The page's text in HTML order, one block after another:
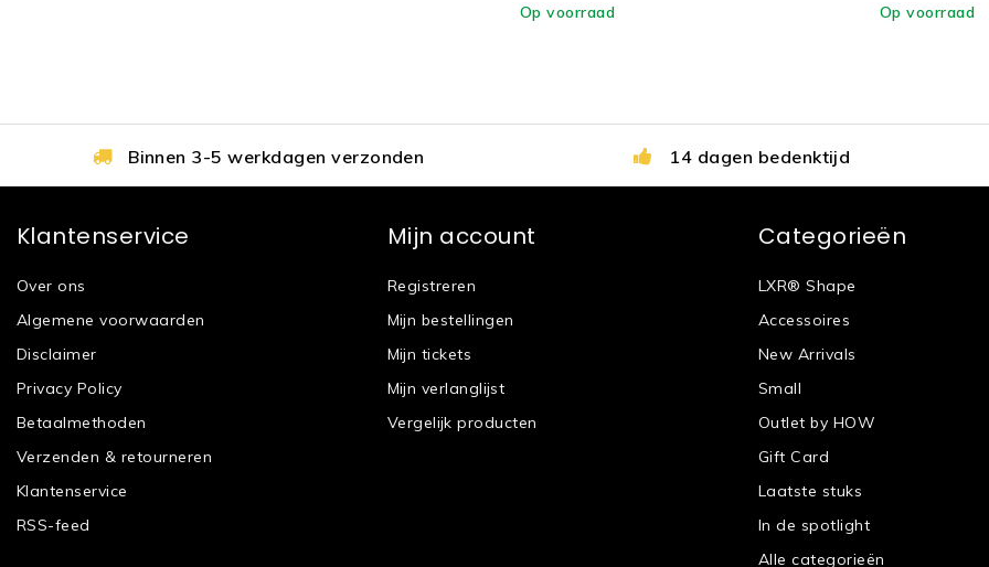
Op voorraad Op voorraad
Binnen 3-5 werkdagen verzonden 14 dagen bedenktijd
Klantenservice
Over ons
Algemene voorwaarden
Disclaimer
Privacy Policy
Betaalmethoden
Verzenden & retourneren
Klantenservice
RSS-feed
Mijn account
Registreren
Mijn bestellingen
Mijn tickets
Mijn verlanglijst
Vergelijk producten
Categorieën
LXR® Shape
Accessoires
New Arrivals
Small
Outlet by HOW
Gift Card
Laatste stuks
In de spotlight
Alle categorieën